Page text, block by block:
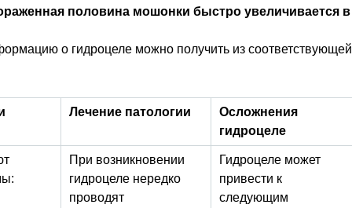
половина мошонки быстро увеличивается в
о гидроцеле можно получить из соответствующей
Лечение патологии
Осложнения
гидроцеле
При возникновении
гидроцеле нередко
проводят
Гидроцеле может
привести к
следующим